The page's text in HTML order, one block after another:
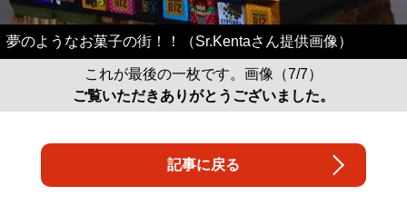
夢のようなお菓子の街！！（Sr.Kentaさん提供画像）
これが最後の一枚です。画像（7/7）
ご覧いただきありがとうございました。
記事に戻る